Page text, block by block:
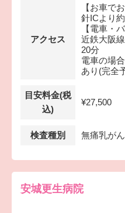
アクセス
【お車で
針ICより
【電車・
近鉄大阪
20分
電車の場
あり(完全
目安料金(税
込)
¥27,500
検査種別 無痛乳が
安城更生病院